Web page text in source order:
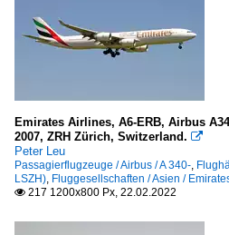
Airbus
A 320-200
A 321-100/200
McDonnell Douglas
Emirates Airlines, A6-ERB, Airbus
2007, ZRH Zürich, Switzerland. 
Peter Leu
Passagierflugzeuge / Airbus / A 340-,
LSZH), Fluggesellschaften / Asien /
 217 1200x800 Px, 22.02.2022